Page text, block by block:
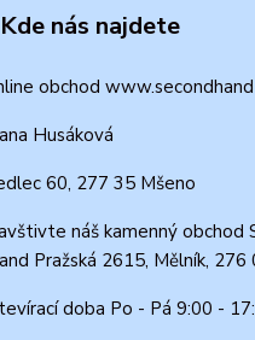
Kde nás najdete
obchod
Husáková
60, 277 35 Mšeno
náš kamenný obchod
Pražská 2615, Mělník, 276
doba Po - Pá 9:00 -